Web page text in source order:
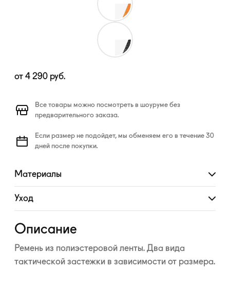
от 4 290 руб.
Все товары можно посмотреть в шоуруме без
предварительного заказа.
Если размер не подойдет, мы обменяем его в течение 30
дней после покупки.
Материалы
Развернуть
Уход
Развернуть
Описание
Ремень из полиэстеровой ленты. Два вида
тактической застежки в зависимости от размера.